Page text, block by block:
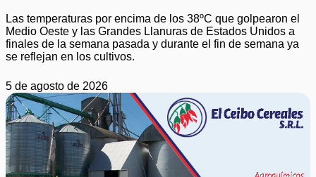
Las temperaturas por encima de los 38ºC que golpearon el
Medio Oeste y las Grandes Llanuras de Estados Unidos a
finales de la semana pasada y durante el fin de semana ya
se reflejan en los cultivos.
5 de agosto de 2026